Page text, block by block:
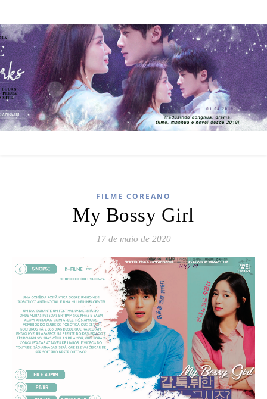
FILME COREANO
My Bossy Girl
17 de maio de 2020